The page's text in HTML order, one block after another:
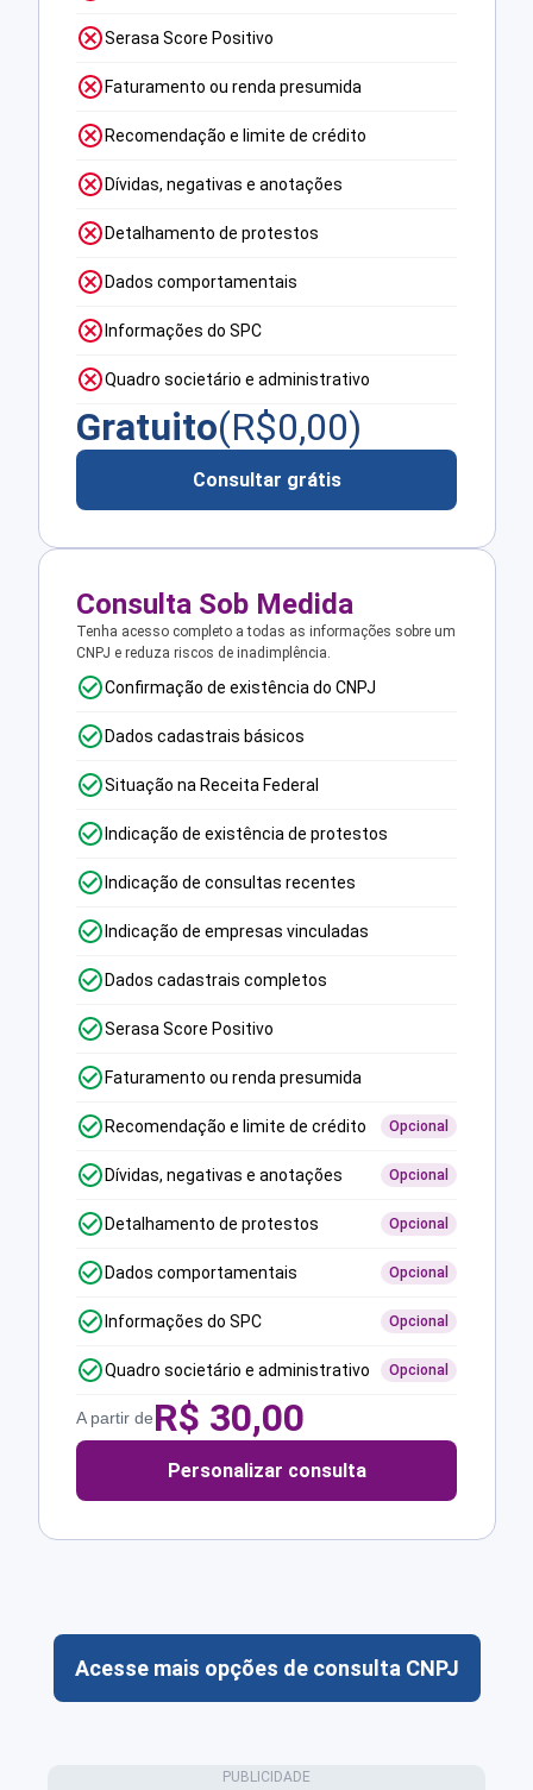
Serasa Score Positivo
Faturamento ou renda presumida
Recomendação e limite de crédito
Dívidas, negativas e anotações
Detalhamento de protestos
Dados comportamentais
Informações do SPC
Quadro societário e administrativo
Gratuito(R$0,00)
Consultar grátis
Consulta Sob Medida
Tenha acesso completo a todas as informações sobre um
CNPJ e reduza riscos de inadimplência.
Confirmação de existência do CNPJ
Dados cadastrais básicos
Situação na Receita Federal
Indicação de existência de protestos
Indicação de consultas recentes
Indicação de empresas vinculadas
Dados cadastrais completos
Serasa Score Positivo
Faturamento ou renda presumida
Recomendação e limite de crédito Opcional
Dívidas, negativas e anotações Opcional
Detalhamento de protestos Opcional
Dados comportamentais Opcional
Informações do SPC Opcional
Quadro societário e administrativo Opcional
A partir deR$ 30,00
Personalizar consulta
Acesse mais opções de consulta CNPJ